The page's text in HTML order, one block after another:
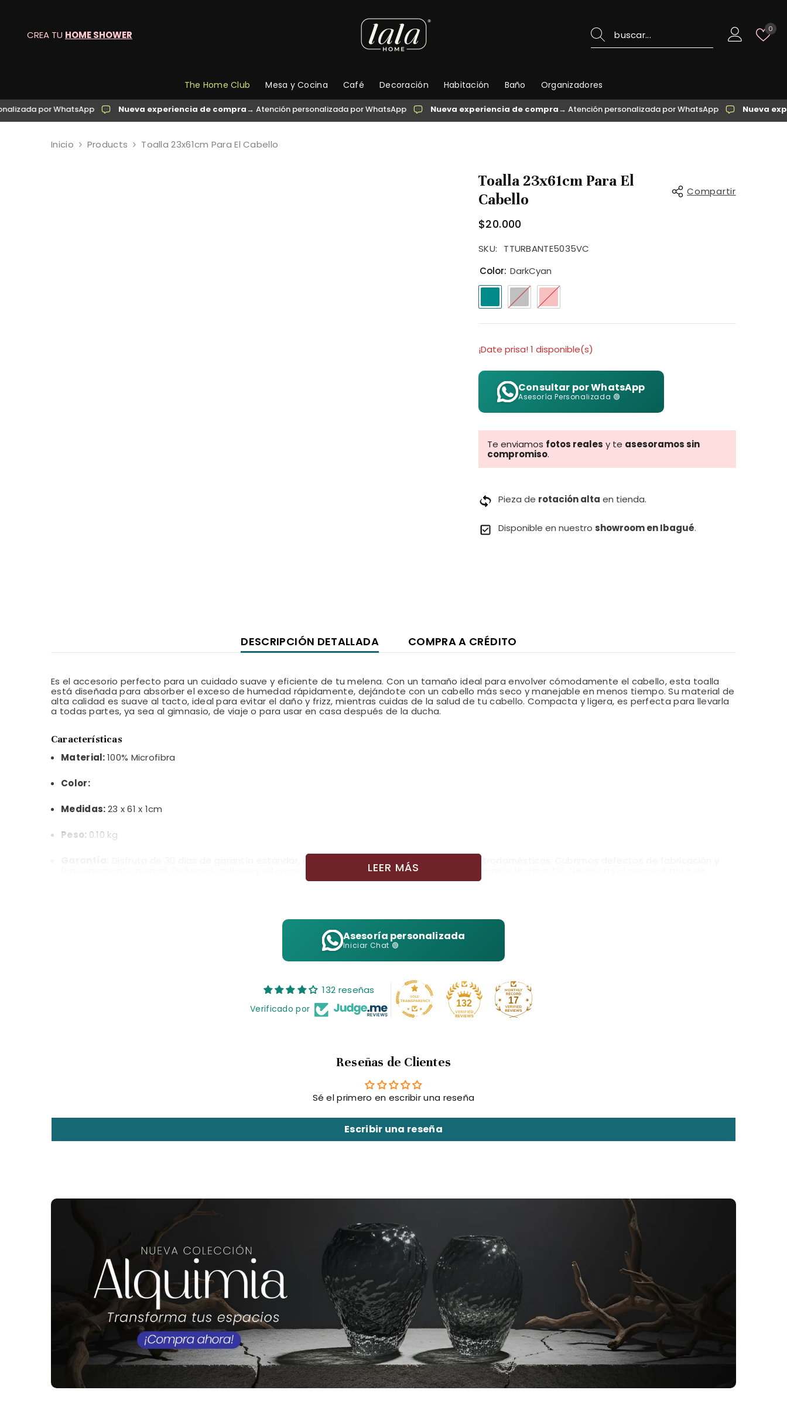
CREA TU HOME SHOWER 0
The Home Club Mesa y Cocina Café Decoración Habitación Baño Organizadores
por WhatsApp Nueva experiencia de compra→ Atención personalizada por WhatsApp Nueva experiencia de compra→ Atención personalizada por WhatsApp Nueva
Inicio Products Toalla 23x61cm Para El Cabello
Toalla 23x61cm Para El
Cabello
Compartir
Compartir
$20.000
SKU:
TTURBANTE5035VC
Color: DarkCyan
¡Date prisa! 1 disponible(s)
Consultar por WhatsApp
Asesoría Personalizada 🟢
Te enviamos fotos reales y te asesoramos sin
compromiso.
Pieza de rotación alta en tienda.
Disponible en nuestro showroom en Ibagué.
DESCRIPCIÓN DETALLADA COMPRA A CRÉDITO
Es el accesorio perfecto para un cuidado suave y eficiente de tu melena. Con un tamaño ideal para envolver cómodamente el cabello, esta toalla
está diseñada para absorber el exceso de humedad rápidamente, dejándote con un cabello más seco y manejable en menos tiempo. Su material de
alta calidad es suave al tacto, ideal para evitar el daño y frizz, mientras cuidas de la salud de tu cabello. Compacta y ligera, es perfecta para llevarla
a todas partes, ya sea al gimnasio, de viaje o para usar en casa después de la ducha.
Características
Material:100% Microfibra
Color:
Medidas:23 x 61 x 1cm
Peso: 0.10 kg
Disfruta de 30 días de garantía estándar, extendida a 90 para electrónicos y electrodomésticos. Cubrimos defectos de fabricación y
funcionamiento normal. Excluimos mal uso y alteraciones de terceros. Cambiar un producto reinicia la garantía. Necesitas el comprobante de
compra, seguir instrucciones. Términos válidos desde la compra, sujeto a cambios. Consulta nuestro sitio para detalles actualizados.
LEER MÁS
Asesoría personalizada
Iniciar Chat 🟢
132 reseñas
Verificado por 132 17
Reseñas de Clientes
Sé el primero en escribir una reseña
Escribir una reseña